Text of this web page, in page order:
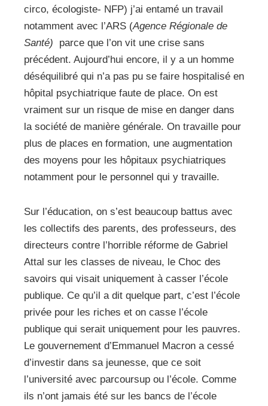
circo, écologiste- NFP) j’ai entamé un travail
notamment avec l’ARS (Agence Régionale de
Santé)
parce que l’on vit une crise sans
précédent. Aujourd’hui encore, il y a un homme
déséquilibré qui n’a pas pu se faire hospitalisé en
hôpital psychiatrique faute de place. On est
vraiment sur un risque de mise en danger dans
la société de manière générale. On travaille pour
plus de places en formation, une augmentation
des moyens pour les hôpitaux psychiatriques
notamment pour le personnel qui y travaille.
Sur l’éducation, on s’est beaucoup battus avec
les collectifs des parents, des professeurs, des
directeurs contre l’horrible réforme de Gabriel
Attal sur les classes de niveau, le Choc des
savoirs qui visait uniquement à casser l’école
publique. Ce qu’il a dit quelque part, c’est l’école
privée pour les riches et on casse l’école
publique qui serait uniquement pour les pauvres.
Le gouvernement d’Emmanuel Macron a cessé
d’investir dans sa jeunesse, que ce soit
l’université avec parcoursup ou l’école. Comme
ils n’ont jamais été sur les bancs de l’école